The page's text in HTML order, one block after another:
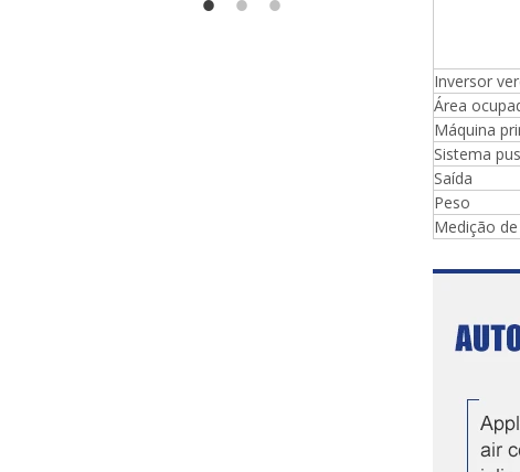
Inversor
Área
Máquina
Sistema
Saída
Peso
Medição